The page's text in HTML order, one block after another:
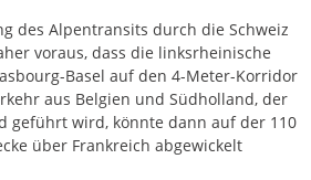
des Alpentransits durch die Schweiz
voraus, dass die linksrheinische
Basel auf den 4-Meter-Korridor
aus Belgien und Südholland, der
geführt wird, könnte dann auf der 110
über Frankreich abgewickelt